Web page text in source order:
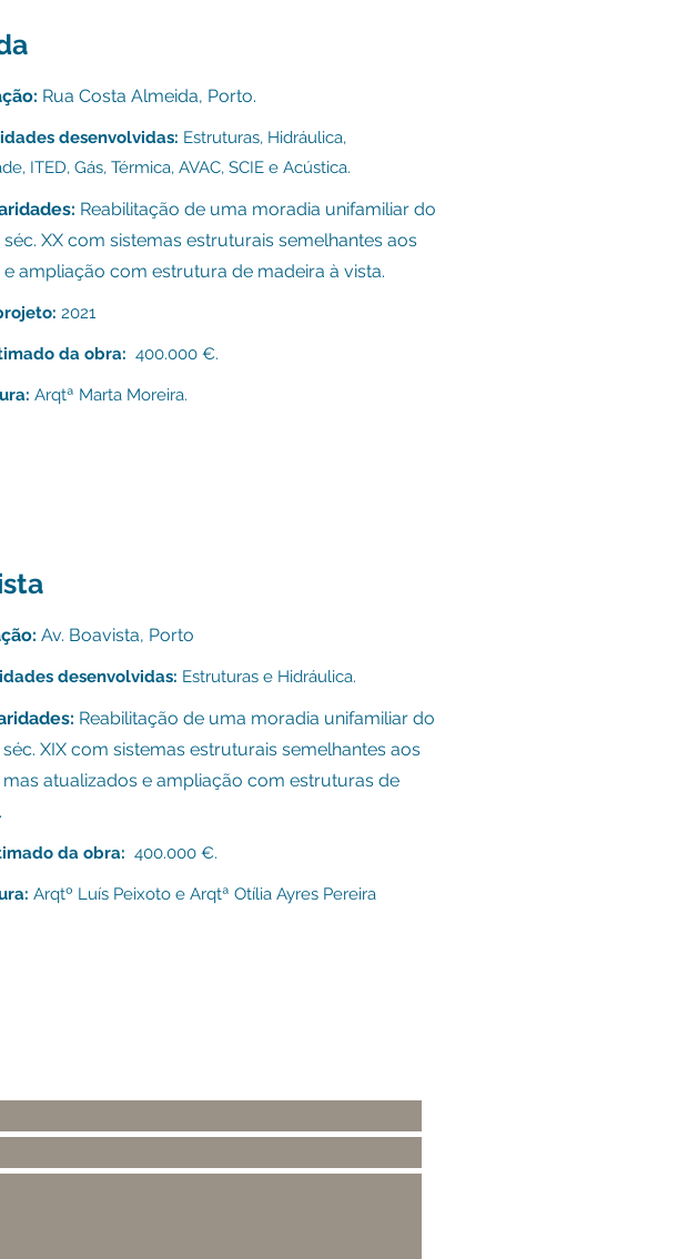
Rua Costa Almeida, Porto.
desenvolvidas: Estruturas, Hidráulica,
ITED, Gás, Térmica, AVAC, SCIE e Acústica.
Reabilitação de uma moradia unifamiliar do
séc. XX com sistemas estruturais semelhantes aos
e ampliação com estrutura de madeira à vista.
2021
da obra: 400.000 €.
Arqtª Marta Moreira.
Av. Boavista, Porto
desenvolvidas: Estruturas e Hidráulica.
Reabilitação de uma moradia unifamiliar do
XIX com sistemas estruturais semelhantes aos
mas atualizados e ampliação com estruturas de
da obra: 400.000 €.
Arqtº Luís Peixoto e Arqtª Otília Ayres Pereira